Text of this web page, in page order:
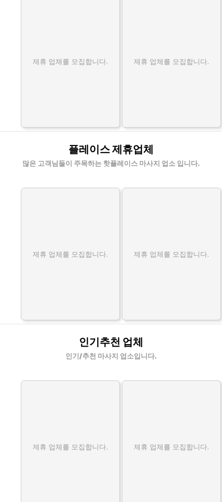
제휴 업체를 모집합니다. 제휴 업체를 모집합니다.
플레이스 제휴업체
많은 고객님들이 주목하는 핫플레이스 마사지 업소 입니다.
제휴 업체를 모집합니다. 제휴 업체를 모집합니다.
인기추천 업체
인기/추천 마사지 업소입니다.
제휴 업체를 모집합니다. 제휴 업체를 모집합니다.